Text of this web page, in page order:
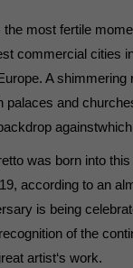
most fertile
commercial cities
A shimmering
palaces and
was born into
according to an
is being
of the
artist‘s work.